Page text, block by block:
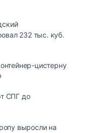
232 тыс. куб.
цистерну
СПГ до
выросли на